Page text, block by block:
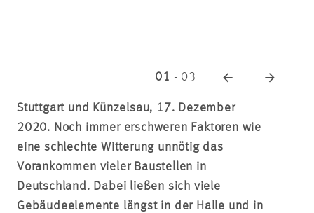
01 - 03
Stuttgart und Künzelsau, 17. Dezember
2020. Noch immer erschweren Faktoren wie
eine schlechte Witterung unnötig das
Vorankommen vieler Baustellen in
Deutschland. Dabei ließen sich viele
Gebäudeelemente längst in der Halle und in